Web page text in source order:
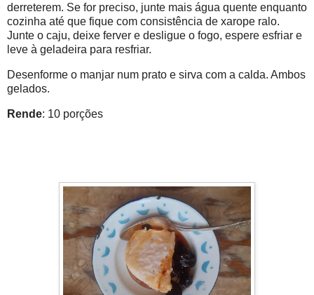
derreterem. Se for preciso, junte mais água quente enquanto
cozinha até que fique com consistência de xarope ralo.
Junte o caju, deixe ferver e desligue o fogo, espere esfriar e
leve à geladeira para resfriar.
Desenforme o manjar num prato e sirva com a calda. Ambos
gelados.
Rende: 10 porções